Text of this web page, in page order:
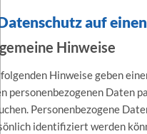
auf
Hinweise
Hinweise geben
personenbezogenen Daten
Personenbezogene
identifiziert werden